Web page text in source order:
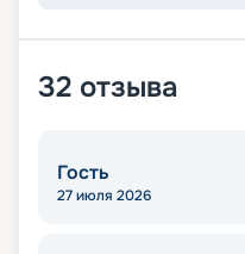
32 отзыва
Гость
27 июля 2026